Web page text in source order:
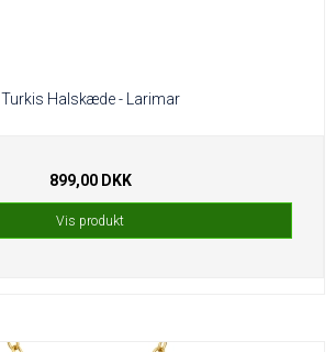
Turkis Halskæde - Larimar
899,00 DKK
Vis produkt